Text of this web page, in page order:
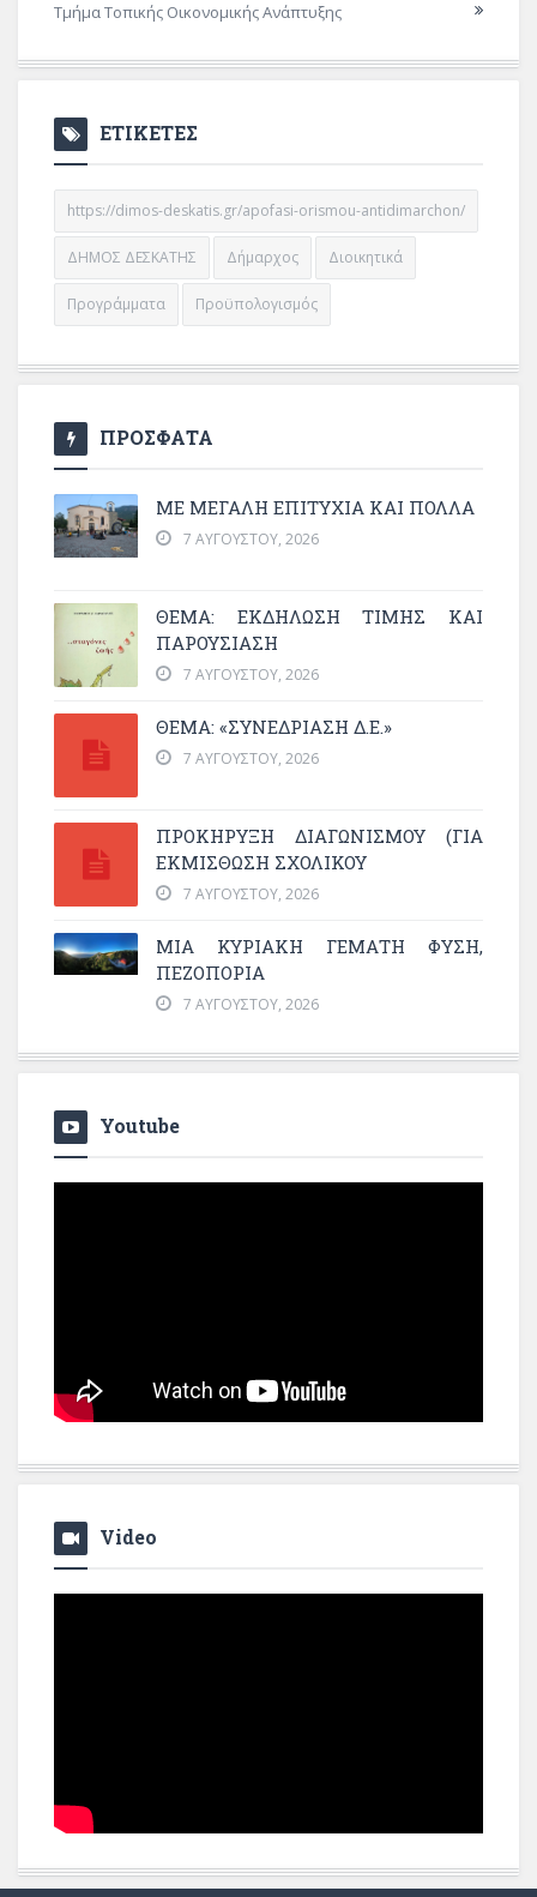
Τμήμα Τοπικής Οικονομικής Ανάπτυξης
ΕΤΙΚΕΤΕΣ
https://dimos-deskatis.gr/apofasi-orismou-antidimarchon/
ΔΗΜΟΣ ΔΕΣΚΑΤΗΣ Δήμαρχος Διοικητικά
Προγράμματα Προϋπολογισμός
ΠΡΟΣΦΑΤΑ
ΜΕ ΜΕΓΆΛΗ ΕΠΙΤΥΧΊΑ ΚΑΙ ΠΟΛΛΆ
7 ΑΥΓΟΎΣΤΟΥ, 2026
ΘΈΜΑ: ΕΚΔΉΛΩΣΗ ΤΙΜΉΣ ΚΑΙ
ΠΑΡΟΥΣΊΑΣΗ
7 ΑΥΓΟΎΣΤΟΥ, 2026
ΘΕΜΑ: «ΣΥΝΕΔΡΊΑΣΗ Δ.Ε.»
7 ΑΥΓΟΎΣΤΟΥ, 2026
ΠΡΟΚΗΡΥΞΗ ΔΙΑΓΩΝΙΣΜΟΥ (ΓΙΑ
ΕΚΜΊΣΘΩΣΗ ΣΧΟΛΙΚΟΎ
7 ΑΥΓΟΎΣΤΟΥ, 2026
ΜΙΑ ΚΥΡΙΑΚΉ ΓΕΜΆΤΗ ΦΎΣΗ,
ΠΕΖΟΠΟΡΊΑ
7 ΑΥΓΟΎΣΤΟΥ, 2026
Youtube
Video